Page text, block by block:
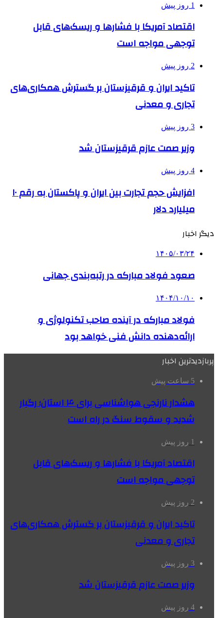
1 روز پیش
اقتصاد آمریکا با فشارها و ریسک‌های قابل
توجهی مواجه است
2 روز پیش
تاکید ایران و قرقیزستان بر گسترش همکاری‌های
تجاری و معدنی
3 روز پیش
وزیر صمت عازم قرقیزستان شد
4 روز پیش
افزایش حجم تجارت بین ایران و پاکستان به رقم ۱۰
میلیارد دلار
دیگر اخبار
۱۴۰۵/۰۳/۲۴
صعود فولاد مبارکه در رتبه‌بندی جهانی
۱۴۰۴/۱۰/۱۰
فولاد مبارکه در آینده صاحب تکنولوژی و
ارائه‌دهنده دانش فنی خواهد بود
پربازدیدترین اخبار
5 ساعت پیش
هشدار نارنجی هواشناسی برای ۴ استان؛ رگبار
شدید و سقوط سنگ در راه است
1 روز پیش
اقتصاد آمریکا با فشارها و ریسک‌های قابل
توجهی مواجه است
2 روز پیش
تاکید ایران و قرقیزستان بر گسترش همکاری‌های
تجاری و معدنی
3 روز پیش
وزیر صمت عازم قرقیزستان شد
4 روز پیش